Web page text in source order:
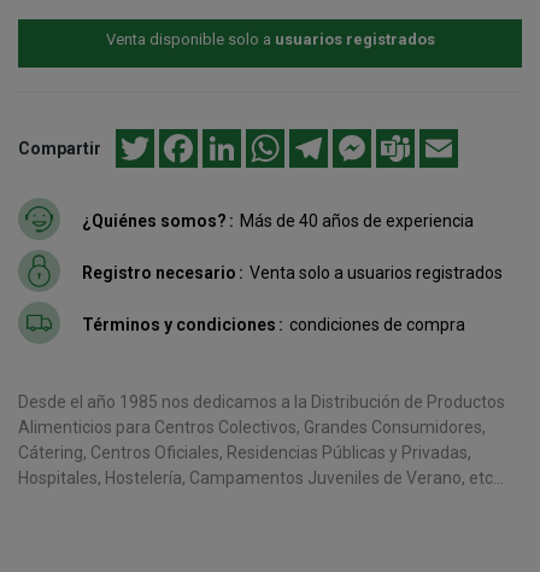
Venta disponible solo a usuarios registrados
Compartir Twitter FacebookLinkedInWhatsAppTelegramMessenger
Teams
¿Quiénes somos? Más de 40 años de experiencia
Registro necesario Venta solo a usuarios registrados
Términos y condiciones condiciones de compra
Desde el año 1985 nos dedicamos a la Distribución de Productos
Alimenticios para Centros Colectivos, Grandes Consumidores,
Cátering, Centros Oficiales, Residencias Públicas y Privadas,
Hospitales, Hostelería, Campamentos Juveniles de Verano, etc...